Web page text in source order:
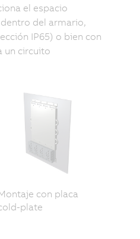
el espacio
del armario,
IP65) o bien con
un circuito
con placa
plate